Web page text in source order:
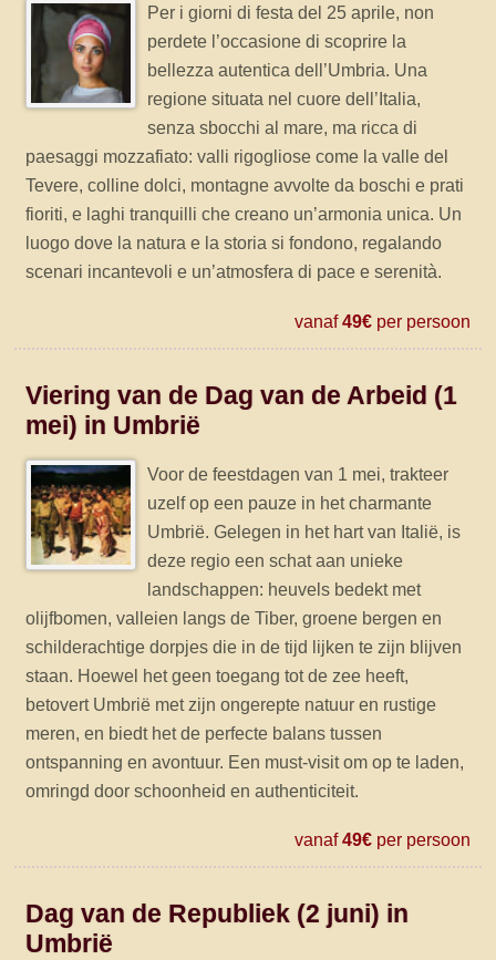
Per i giorni di festa del 25 aprile, non
perdete l’occasione di scoprire la
bellezza autentica dell’Umbria. Una
regione situata nel cuore dell’Italia,
senza sbocchi al mare, ma ricca di
paesaggi mozzafiato: valli rigogliose come la valle del
Tevere, colline dolci, montagne avvolte da boschi e prati
fioriti, e laghi tranquilli che creano un’armonia unica. Un
luogo dove la natura e la storia si fondono, regalando
scenari incantevoli e un’atmosfera di pace e serenità.
vanaf49€per persoon
Viering van de Dag van de Arbeid (1
mei) in Umbrië
Voor de feestdagen van 1 mei, trakteer
uzelf op een pauze in het charmante
Umbrië. Gelegen in het hart van Italië, is
deze regio een schat aan unieke
landschappen: heuvels bedekt met
olijfbomen, valleien langs de Tiber, groene bergen en
schilderachtige dorpjes die in de tijd lijken te zijn blijven
staan. Hoewel het geen toegang tot de zee heeft,
betovert Umbrië met zijn ongerepte natuur en rustige
meren, en biedt het de perfecte balans tussen
ontspanning en avontuur. Een must-visit om op te laden,
omringd door schoonheid en authenticiteit.
vanaf49€per persoon
Dag van de Republiek (2 juni) in
Umbrië